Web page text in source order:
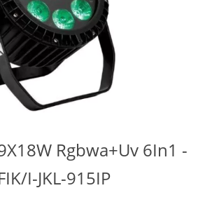
Rgbwa+Uv 6In1 -
I-JKL-915IP